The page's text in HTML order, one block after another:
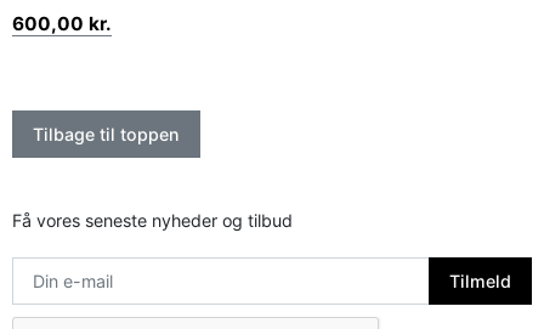
600,00 kr.
Tilbage til toppen
Få vores seneste nyheder og tilbud